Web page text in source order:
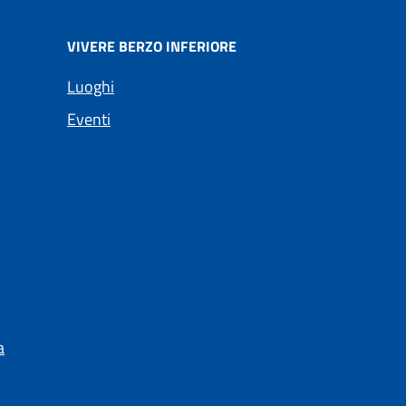
VIVERE BERZO INFERIORE
Luoghi
Eventi